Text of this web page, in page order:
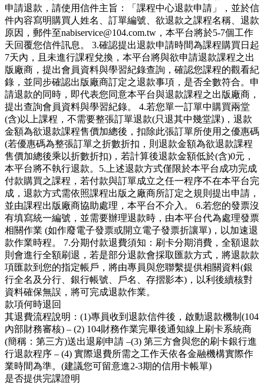
申請退款，請使用信件主旨：「課程中心退款申請」，並於信
件內容寫明購買人姓名、訂單編號、欲退款之課程名稱、退款
原因，郵件至nabiservice@104.com.tw，本平台將於5-7個工作
天回覆您信件訊息。 3.確認提出退款申請時間為課程購買日起
7天內，且未進行課程兌換，本平台將與欲申請退款課程之出
版廠商，提出會員資料與學習紀錄查詢，確認您課程的觀看紀
錄，並同步確認出版廠商訂定之退款事項，是否全數符合。申
請退款的同時，即代表您同意本平台與退款課程之出版廠商，
提出查詢會員資料與學習紀錄。 4.若您單一訂單中購買兩堂
(含)以上課程，不需要整張訂單退款(只退其中幾堂課)，退款
金額為欲退款課程售價加總後，扣除此張訂單所使用之優惠碼
(若優惠碼為整張訂單之折數折扣，則退款金額為欲退款課程
售價加總後乘以折數折扣)，若計算後退款金額低於(含)0元，
本平台將不執行退款。5.上述退款方式僅限於本平台成功完成
付款購買之課程，若付款與訂單成立之任一程序不在本平台完
成，退款方式需依照課程出版之廠商所訂定之規則提出申請，
並由課程出版廠商協助處理，本平台不介入。 6.若您的發票沒
有填寫統一編號，並需要辦理退款時，由本平台代為處理發票
相關作業 (如作廢電子發票或開立電子發票折讓單)，以加速退
款作業時程。 7.分期付款退費須知：刷卡分期消費，全額退款
則會進行全額刷退，若是部分退款會採取匯款方式，將退款款
項匯款到您的指定帳戶，將由專員與您聯繫提供相關資料(銀
行全名及分行、銀行帳號、戶名、存摺影本)，以利後續核對
資料確保無誤，將可完成退款作業。
款項何時退回
其退費流程說明：(1)專員收到退款信件後，啟動退款機制(104
內部財務審核) – (2) 104財務作業完畢後通知線上刷卡系統商
(簡稱：第三方)送出退刷申請 –(3) 第三方會與您的刷卡銀行進
行退款程序 – (4) 實際退費所需之工作天依各金融機構實際作
業時間為準。(建議您可留意進2-3期的信用卡帳單)
是否提供完課證明